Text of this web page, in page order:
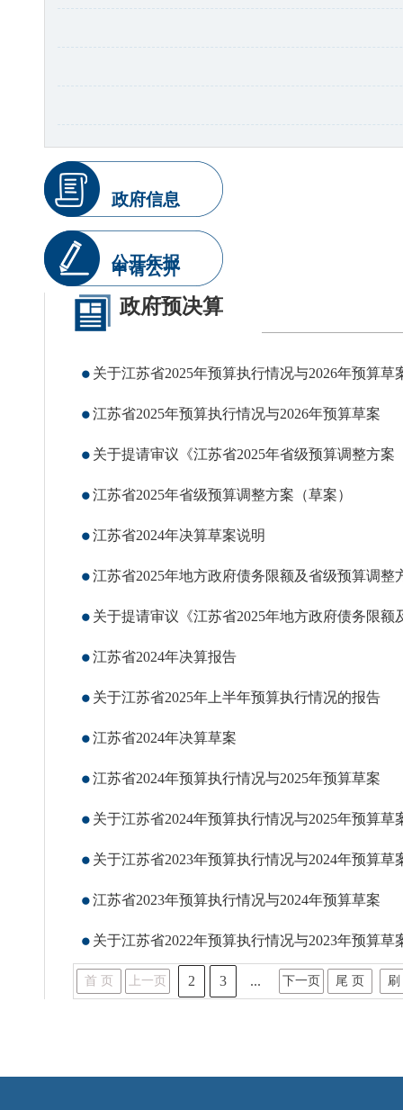
政府信息
公开年报
申请公开
政府预决算
关于江苏省2025年预算执行情况与2026年预算草
江苏省2025年预算执行情况与2026年预算草案
关于提请审议《江苏省2025年省级预算调整方案
江苏省2025年省级预算调整方案（草案）
江苏省2024年决算草案说明
江苏省2025年地方政府债务限额及省级预算调整
关于提请审议《江苏省2025年地方政府债务限
江苏省2024年决算报告
关于江苏省2025年上半年预算执行情况的报告
江苏省2024年决算草案
江苏省2024年预算执行情况与2025年预算草案
关于江苏省2024年预算执行情况与2025年预算草
关于江苏省2023年预算执行情况与2024年预算草
江苏省2023年预算执行情况与2024年预算草案
关于江苏省2022年预算执行情况与2023年预算草
首 页 上一页 2 3 ... 下一页 尾 页 刷